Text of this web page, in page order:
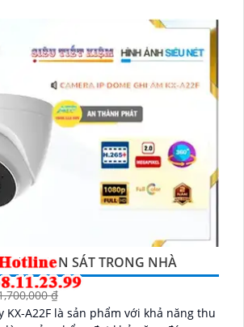
IP QUAN SÁT TRONG NHÀ
₫
KX-A22F là sản phẩm với khả năng thu